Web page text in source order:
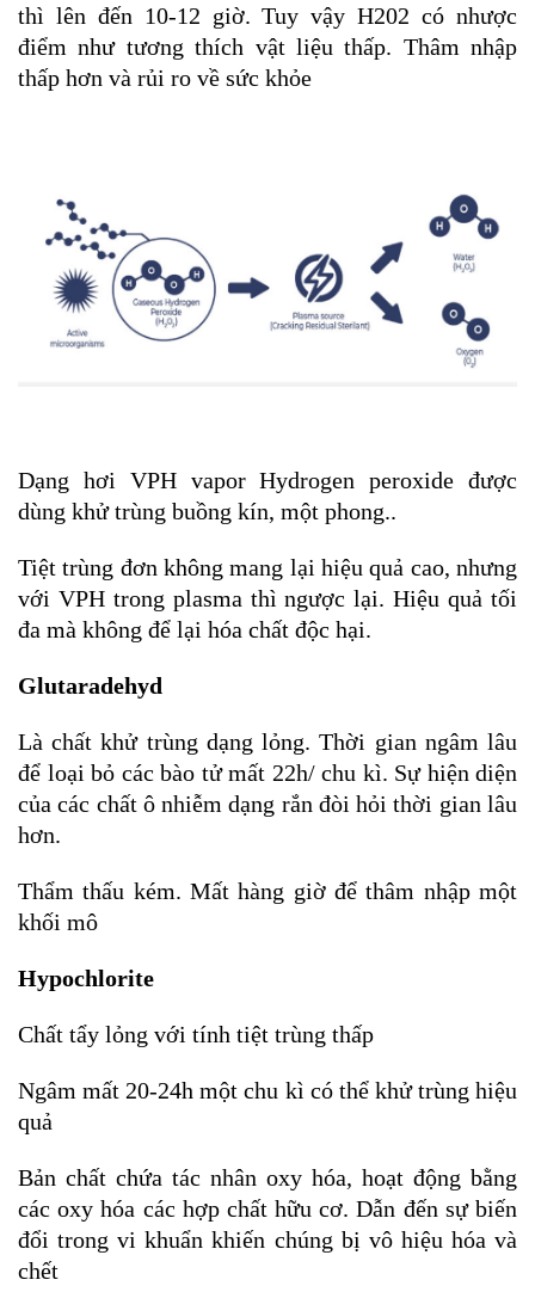
thì lên đến 10-12 giờ. Tuy vậy H202 có nhược
điểm như tương thích vật liệu thấp. Thâm nhập
thấp hơn và rủi ro về sức khỏe
Dạng hơi VPH vapor Hydrogen peroxide được
dùng khử trùng buồng kín, một phong..
Tiệt trùng đơn không mang lại hiệu quả cao, nhưng
với VPH trong plasma thì ngược lại. Hiệu quả tối
đa mà không để lại hóa chất độc hại.
Glutaradehyd
Là chất khử trùng dạng lỏng. Thời gian ngâm lâu
để loại bỏ các bào tử mất 22h/ chu kì. Sự hiện diện
của các chất ô nhiễm dạng rắn đòi hỏi thời gian lâu
hơn.
Thẩm thấu kém. Mất hàng giờ để thâm nhập một
khối mô
Hypochlorite
Chất tẩy lỏng với tính tiệt trùng thấp
Ngâm mất 20-24h một chu kì có thể khử trùng hiệu
quả
Bản chất chứa tác nhân oxy hóa, hoạt động bằng
các oxy hóa các hợp chất hữu cơ. Dẫn đến sự biến
đổi trong vi khuẩn khiến chúng bị vô hiệu hóa và
chết